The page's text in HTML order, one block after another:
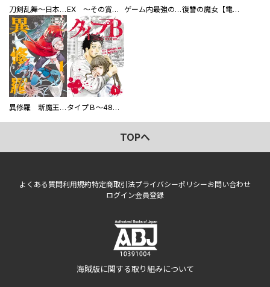
刀剣乱舞～日本号つれづれ酒～ EX ～その賞金稼ぎは、世界の出口を探す～【単行本版】 ゲーム内最強の『裏ボス』に転生したので、主人公の代わりに最速クリアを目指します！【電子単行本版】 復讐の魔女【電子単行本版】
異修羅 新魔王戦争 タイプＢ～48時間後、致死率100％～【単話】
TOPへ
よくある質問利用規約特定商取引法プライバシーポリシーお問い合わせ
ログイン会員登録
海賊版に関する取り組みについて